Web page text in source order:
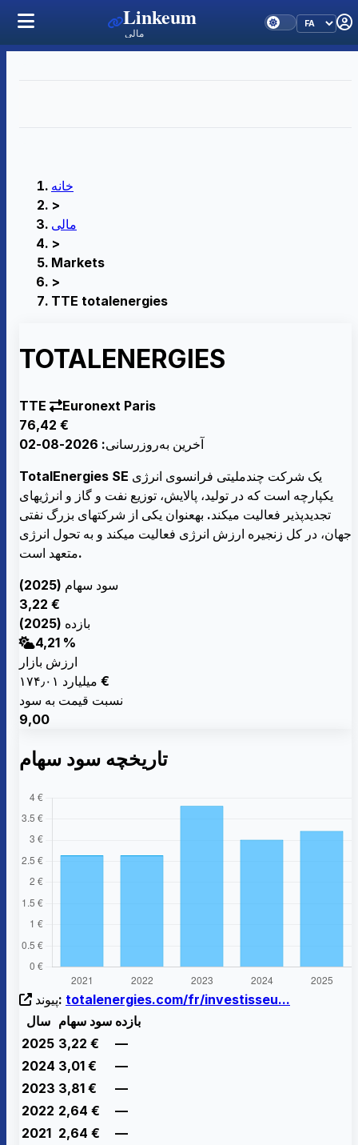
Linkeum
مالی
خانه
>
مالی
>
Markets
>
TTE totalenergies
TOTALENERGIES
TTE
Euronext Paris
76,42 €
آخرین به‌روزرسانی: 2026-08-02
TotalEnergies SE یک شرکت چندملیتی فرانسوی انرژی
یکپارچه است که در تولید، پالایش، توزیع نفت و گاز و انرژیهای
تجدیدپذیر فعالیت میکند. بهعنوان یکی از شرکتهای بزرگ نفتی
جهان، در کل زنجیره ارزش انرژی فعالیت میکند و به تحول انرژی
متعهد است.
سود سهام (2025)
3,22 €
بازده (2025)
4,21 %
ارزش بازار
۱۷۴٫۰۱ میلیارد €
نسبت قیمت به سود
9,00
تاریخچه سود سهام
پیوند: totalenergies.com/fr/investisseu...
سال سود سهام بازده
2025 3,22 €
—
2024 3,01 €
—
2023 3,81 €
—
2022 2,64 €
—
2021 2,64 €
—